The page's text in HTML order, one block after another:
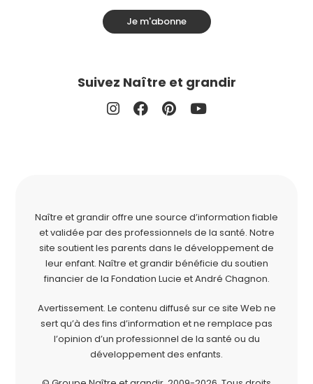
Je m'abonne
Suivez Naître et grandir
Naître et grandir offre une source d’information fiable
et validée par des professionnels de la santé. Notre
site soutient les parents dans le développement de
leur enfant. Naître et grandir bénéficie du soutien
financier de la Fondation Lucie et André Chagnon.
Avertissement. Le contenu diffusé sur ce site Web ne
sert qu’à des fins d’information et ne remplace pas
l’opinion d’un professionnel de la santé ou du
développement des enfants.